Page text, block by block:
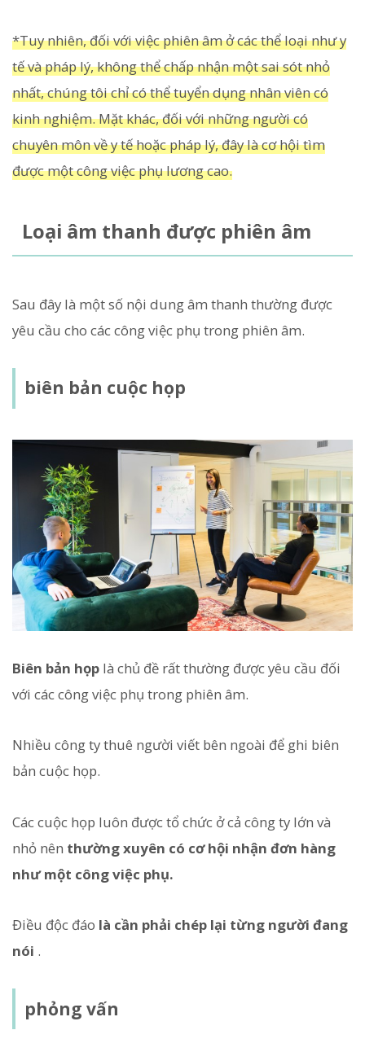
*Tuy nhiên, đối với việc phiên âm ở các thể loại như y
tế và pháp lý, không thể chấp nhận một sai sót nhỏ
nhất, chúng tôi chỉ có thể tuyển dụng nhân viên có
kinh nghiệm. Mặt khác, đối với những người có
chuyên môn về y tế hoặc pháp lý, đây là cơ hội tìm
được một công việc phụ lương cao.
Loại âm thanh được phiên âm
Sau đây là một số nội dung âm thanh thường được
yêu cầu cho các công việc phụ trong phiên âm.
biên bản cuộc họp
Biên bản họp là chủ đề rất thường được yêu cầu đối
với các công việc phụ trong phiên âm.
Nhiều công ty thuê người viết bên ngoài để ghi biên
bản cuộc họp.
Các cuộc họp luôn được tổ chức ở cả công ty lớn và
nhỏ nên thường xuyên có cơ hội nhận đơn hàng
như một công việc phụ.
Điều độc đáo là cần phải chép lại từng người đang
nói .
phỏng vấn